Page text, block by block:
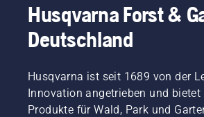
Husqvarna Forst &
Deutschland
Husqvarna ist seit 1689 von der
Innovation angetrieben und
Produkte für Wald, Park und